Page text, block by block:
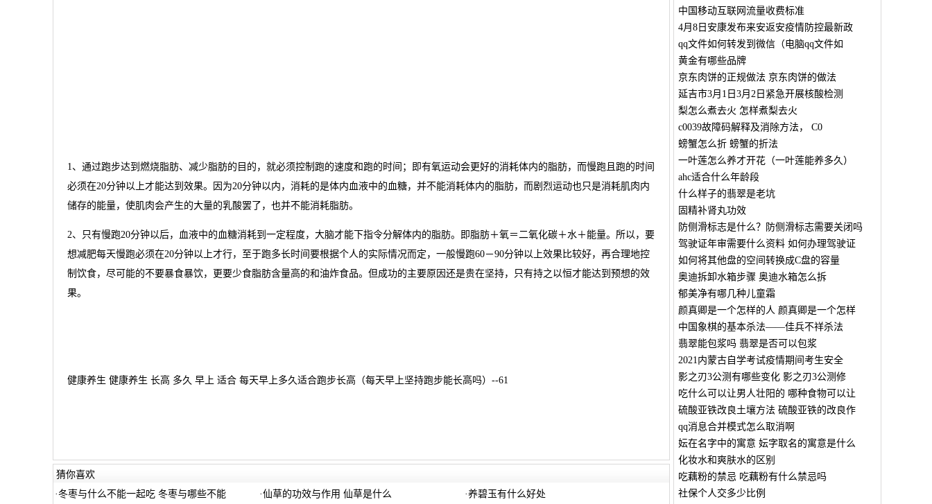
1、通过跑步达到燃烧脂肪、减少脂肪的目的，就必须控制跑的速度和跑的时间；即有氧运动会更好的消耗体内的脂肪，而慢跑且跑的时间
必须在20分钟以上才能达到效果。因为20分钟以内，消耗的是体内血液中的血糖，并不能消耗体内的脂肪，而剧烈运动也只是消耗肌肉内
储存的能量，使肌肉会产生的大量的乳酸罢了，也并不能消耗脂肪。
2、只有慢跑20分钟以后，血液中的血糖消耗到一定程度，大脑才能下指令分解体内的脂肪。即脂肪＋氧＝二氧化碳＋水＋能量。所以，要
想减肥每天慢跑必须在20分钟以上才行，至于跑多长时间要根据个人的实际情况而定，一般慢跑60－90分钟以上效果比较好，再合理地控
制饮食，尽可能的不要暴食暴饮，更要少食脂肪含量高的和油炸食品。但成功的主要原因还是贵在坚持，只有持之以恒才能达到预想的效
果。
健康养生 健康养生 长高 多久 早上 适合 每天早上多久适合跑步长高（每天早上坚持跑步能长高吗）--61
猜你喜欢
·冬枣与什么不能一起吃 冬枣与哪些不能 ·仙草的功效与作用 仙草是什么 ·养碧玉有什么好处
中国移动互联网流量收费标准
4月8日安康发布来安返安疫情防控最新政
qq文件如何转发到微信（电脑qq文件如
黄金有哪些品牌
京东肉饼的正规做法 京东肉饼的做法
延吉市3月1日3月2日紧急开展核酸检测
梨怎么煮去火 怎样煮梨去火
c0039故障码解释及消除方法， C0
螃蟹怎么折 螃蟹的折法
一叶莲怎么养才开花（一叶莲能养多久）
ahc适合什么年龄段
什么样子的翡翠是老坑
固精补肾丸功效
防侧滑标志是什么？防侧滑标志需要关闭吗
驾驶证年审需要什么资料 如何办理驾驶证
如何将其他盘的空间转换成C盘的容量
奥迪拆卸水箱步骤 奥迪水箱怎么拆
郁美净有哪几种儿童霜
颜真卿是一个怎样的人 颜真卿是一个怎样
中国象棋的基本杀法——佳兵不祥杀法
翡翠能包浆吗 翡翠是否可以包浆
2021内蒙古自学考试疫情期间考生安全
影之刃3公测有哪些变化 影之刃3公测修
吃什么可以让男人壮阳的 哪种食物可以让
硫酸亚铁改良土壤方法 硫酸亚铁的改良作
qq消息合并模式怎么取消啊
妘在名字中的寓意 妘字取名的寓意是什么
化妆水和爽肤水的区别
吃藕粉的禁忌 吃藕粉有什么禁忌吗
社保个人交多少比例